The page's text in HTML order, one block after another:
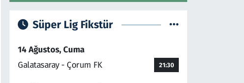
Süper Lig Fikstür
14 Ağustos, Cuma
Galatasaray - Çorum FK
21:30